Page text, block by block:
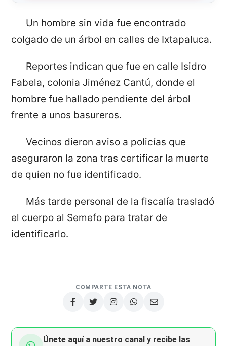
Un hombre sin vida fue encontrado
colgado de un árbol en calles de Ixtapaluca.
Reportes indican que fue en calle Isidro
Fabela, colonia Jiménez Cantú, donde el
hombre fue hallado pendiente del árbol
frente a unos basureros.
Vecinos dieron aviso a policías que
aseguraron la zona tras certificar la muerte
de quien no fue identificado.
Más tarde personal de la fiscalía trasladó
el cuerpo al Semefo para tratar de
identificarlo.
COMPARTE ESTA NOTA
Únete aquí a nuestro canal y recibe las